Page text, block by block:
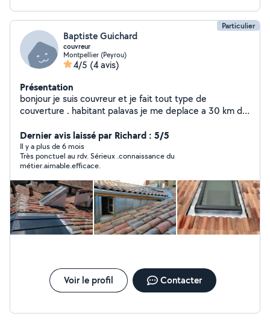
Particulier
Baptiste Guichard
couvreur
Montpellier (Peyrou)
4/5 (4 avis)
Présentation
bonjour je suis couvreur et je fait tout type de
couverture . habitant palavas je me deplace a 30 km de
Dernier avis laissé par Richard : 5/5
Il y a plus de 6 mois
Très ponctuel au rdv. Sérieux .connaissance du
métier.aimable.efficace.
Voir le profil Contacter